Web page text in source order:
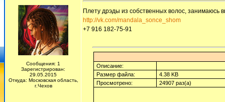
Сообщения: 1
Зарегистрирован:
29.05.2015
Откуда: Московская область,
г.Чехов
Плету дрэды из собственных волос,
http://vk.com/mandala_sonce_shom
+7 916 182-75-91
Описание:
Размер файла:
4.38 KB
Просмотрено:
24907 раз(а)